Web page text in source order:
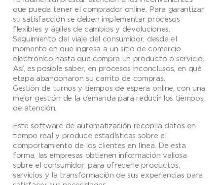
que pueda tener el comprador online. Para garantizar
su satisfacción se deben implementar procesos
flexibles y ágiles de cambios y devoluciones.
Seguimiento del viaje del consumidor, desde el
momento en que ingresa a un sitio de comercio
electrónico hasta que compra un producto o servicio.
Así, es posible saber, en procesos inconclusos, en qué
etapa abandonaron su carrito de compras.
Gestión de turnos y tiempos de espera online, con una
mejor gestión de la demanda para reducir los tiempos
de atención.
Este software de automatización recopila datos en
tiempo real y produce estadísticas sobre el
comportamiento de los clientes en línea. De esta
forma, las empresas obtienen información valiosa
sobre el consumidor, para ofrecerle productos,
servicios y la transformación de sus experiencias para